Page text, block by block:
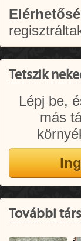
Tetszik
Lépj be,
más
További